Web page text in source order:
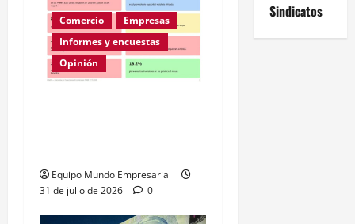
Comercio
Empresas
Informes y encuestas
Opinión
Equipo Mundo Empresarial
31 de julio de 2026
0
Sindicatos